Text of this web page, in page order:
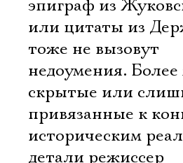
эпиграф из
или цитаты из
тоже не вызовут
недоумения.
скрытые или
привязанные к
историческим
детали режиссер